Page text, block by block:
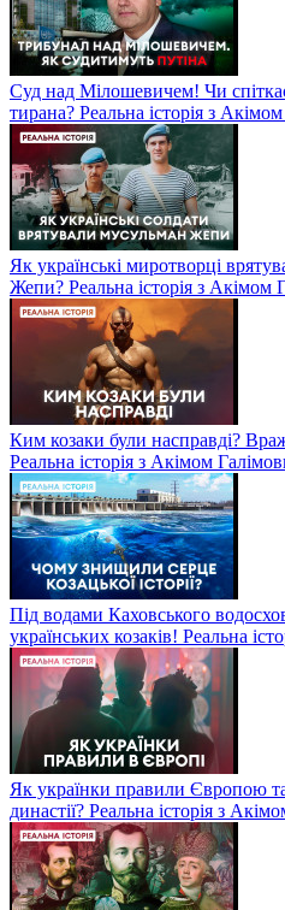
Суд над Мілошевичем! Чи
тирана? Реальна історія з
Як українські миротворці
Жепи? Реальна історія з Акімом
Ким козаки були насправді?
Реальна історія з Акімом
Під водами Каховського
українських козаків! Реальна
Як українки правили Європою
династії? Реальна історія з